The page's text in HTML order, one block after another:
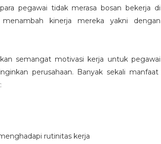
pegawai tidak merasa bosan bekerja di
kinerja mereka yakni dengan
semangat motivasi kerja untuk pegawai
perusahaan. Banyak sekali manfaat
rutinitas kerja